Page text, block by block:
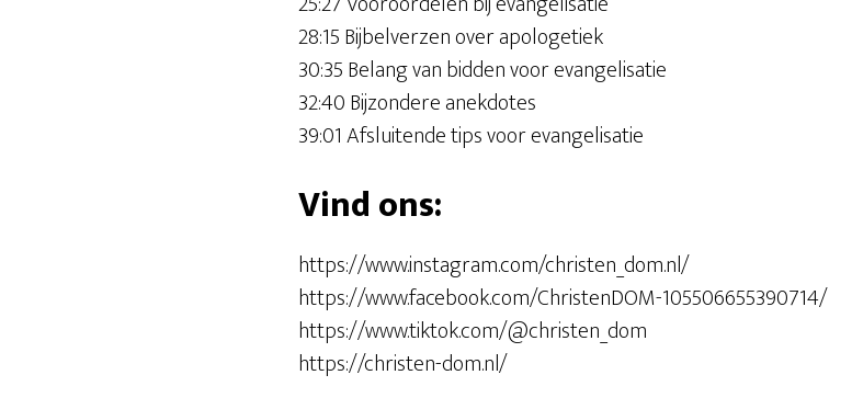
28:15 Bijbelverzen over apologetiek
30:35 Belang van bidden voor evangelisatie
32:40 Bijzondere anekdotes
39:01 Afsluitende tips voor evangelisatie
Vind ons:
https://www.instagram.com/christen_dom.nl/
https://www.facebook.com/ChristenDOM-105506655390714/
https://www.tiktok.com/@christen_dom
https://christen-dom.nl/